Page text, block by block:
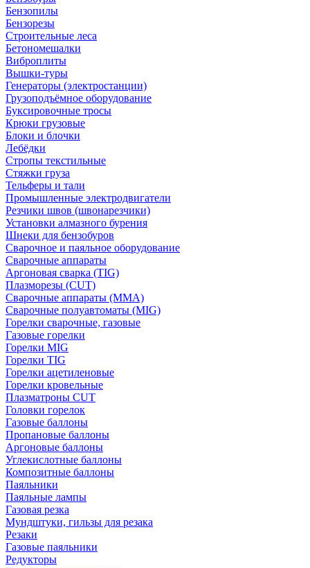
Бензопилы
Бензорезы
Строительные леса
Бетономешалки
Виброплиты
Вышки-туры
Генераторы (электростанции)
Грузоподъёмное оборудование
Буксировочные тросы
Крюки грузовые
Блоки и блочки
Лебёдки
Стропы текстильные
Стяжки груза
Тельферы и тали
Промышленные электродвигатели
Резчики швов (швонарезчики)
Установки алмазного бурения
Шнеки для бензобуров
Сварочное и паяльное оборудование
Сварочные аппараты
Аргоновая сварка (TIG)
Плазморезы (CUT)
Сварочные аппараты (MMA)
Сварочные полуавтоматы (MIG)
Горелки сварочные, газовые
Газовые горелки
Горелки MIG
Горелки TIG
Горелки ацетиленовые
Горелки кровельные
Плазматроны CUT
Головки горелок
Газовые баллоны
Пропановые баллоны
Аргоновые баллоны
Углекислотные баллоны
Композитные баллоны
Паяльники
Паяльные лампы
Газовая резка
Мундштуки, гильзы для резака
Резаки
Газовые паяльники
Редукторы